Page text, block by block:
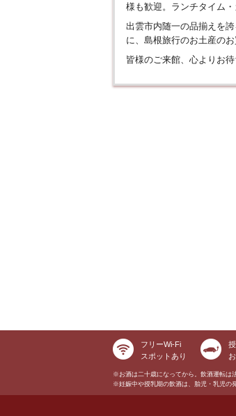
様も歓迎。ランチタイム
出雲市内随一の品揃えを
に、島根旅行のお土産の
皆様のご来館、心よりお待
フリーWi-Fi
スポットあり
※お酒は二十歳になってから。飲酒運転は
※妊娠中や授乳期の飲酒は、胎児・乳児の